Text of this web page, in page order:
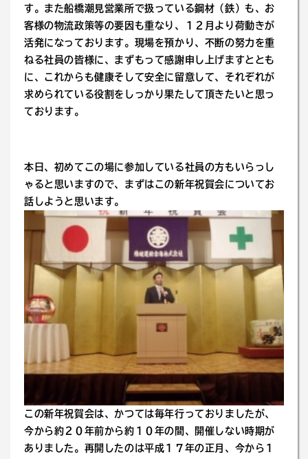
す。また船橋潮見営業所で扱っている鋼材（鉄）も、お
客様の物流政策等の要因も重なり、１２月より荷動きが
活発になっております。現場を預かり、不断の努力を重
ねる社員の皆様に、まずもって感謝申し上げますととも
に、これからも健康そして安全に留意して、それぞれが
求められている役割をしっかり果たして頂きたいと思っ
ております。
本日、初めてこの場に参加している社員の方もいらっし
ゃると思いますので、まずはこの新年祝賀会についてお
話しようと思います。
この新年祝賀会は、かつては毎年行っておりましたが、
今から約２０年前から約１０年の間、開催しない時期が
ありました。再開したのは平成１７年の正月、今から１